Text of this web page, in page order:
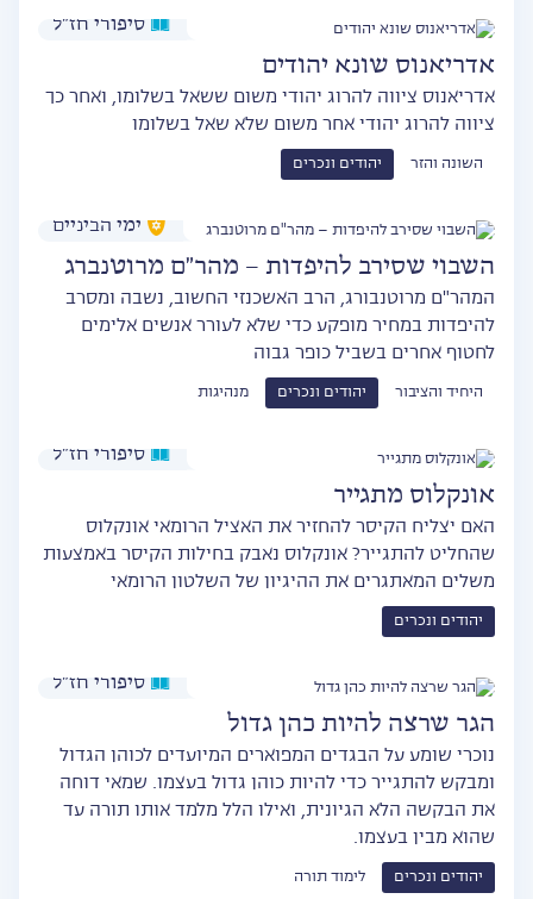
סיפורי חז״ל
אדריאנוס שונא יהודים
אדריאנוס ציווה להרוג יהודי משום ששאל בשלומו, ואחר כך
ציווה להרוג יהודי אחר משום שלא שאל בשלומו
השונה והזר יהודים ונכרים
ימי הביניים
השבוי שסירב להיפדות – מהר"ם מרוטנברג
המהר"ם מרוטנבורג, הרב האשכנזי החשוב, נשבה ומסרב
להיפדות במחיר מופקע כדי שלא לעורר אנשים אלימים
לחטוף אחרים בשביל כופר גבוה
היחיד והציבור יהודים ונכרים מנהיגות
סיפורי חז״ל
אונקלוס מתגייר
האם יצליח הקיסר להחזיר את האציל הרומאי אונקלוס
שהחליט להתגייר? אונקלוס נאבק בחילות הקיסר באמצעות
משלים המאתגרים את ההיגיון של השלטון הרומאי
יהודים ונכרים
סיפורי חז״ל
הגר שרצה להיות כהן גדול
נוכרי שומע על הבגדים המפוארים המיועדים לכוהן הגדול
ומבקש להתגייר כדי להיות כוהן גדול בעצמו. שמאי דוחה
את הבקשה הלא הגיונית, ואילו הלל מלמד אותו תורה עד
שהוא מבין בעצמו.
יהודים ונכרים לימוד תורה